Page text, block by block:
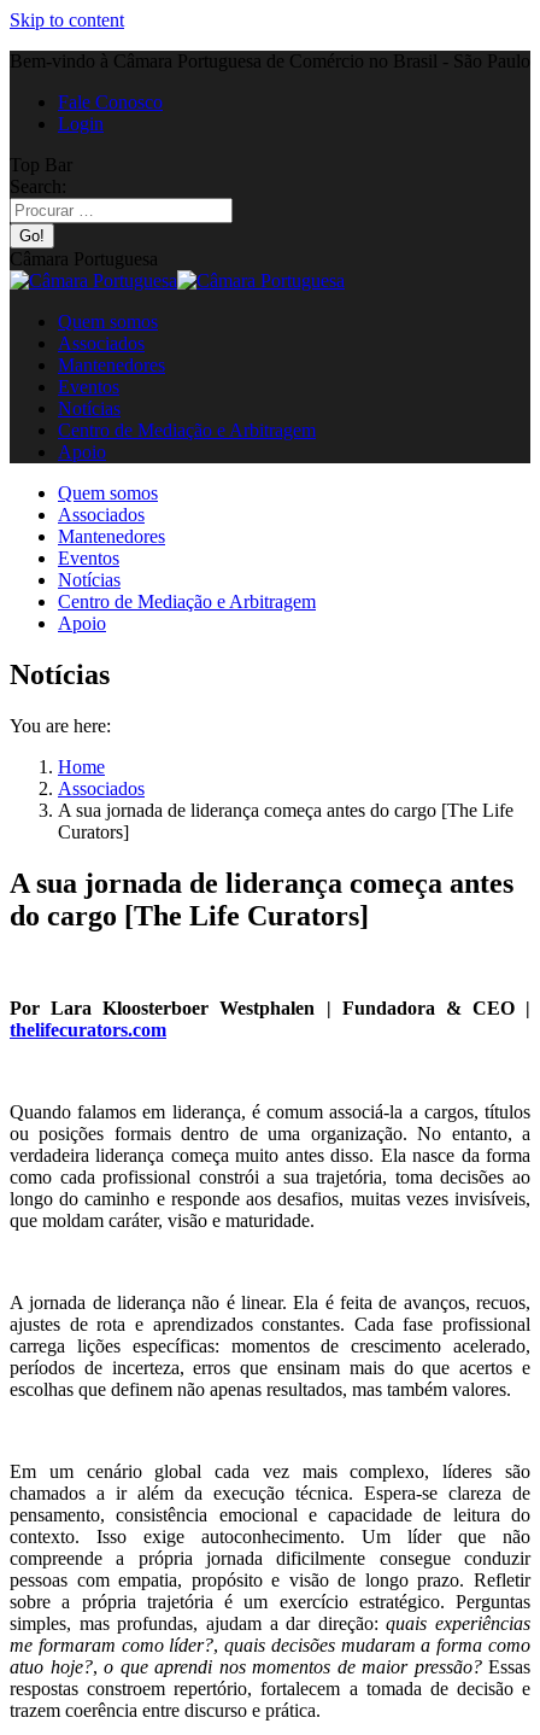
Skip to content
Bem-vindo à Câmara Portuguesa de Comércio no Brasil - São Paulo
Fale Conosco
Login
Top Bar
Search:
Câmara Portuguesa
Quem somos
Associados
Mantenedores
Eventos
Notícias
Centro de Mediação e Arbitragem
Apoio
Quem somos
Associados
Mantenedores
Eventos
Notícias
Centro de Mediação e Arbitragem
Apoio
Notícias
You are here:
Home
Associados
A sua jornada de liderança começa antes do cargo [The Life
Curators]
A sua jornada de liderança começa antes
do cargo [The Life Curators]
Por Lara Kloosterboer Westphalen | Fundadora & CEO |
thelifecurators.com
Quando falamos em liderança, é comum associá-la a cargos, títulos
ou posições formais dentro de uma organização. No entanto, a
verdadeira liderança começa muito antes disso. Ela nasce da forma
como cada profissional constrói a sua trajetória, toma decisões ao
longo do caminho e responde aos desafios, muitas vezes invisíveis,
que moldam caráter, visão e maturidade.
A jornada de liderança não é linear. Ela é feita de avanços, recuos,
ajustes de rota e aprendizados constantes. Cada fase profissional
carrega lições específicas: momentos de crescimento acelerado,
períodos de incerteza, erros que ensinam mais do que acertos e
escolhas que definem não apenas resultados, mas também valores.
Em um cenário global cada vez mais complexo, líderes são
chamados a ir além da execução técnica. Espera-se clareza de
pensamento, consistência emocional e capacidade de leitura do
contexto. Isso exige autoconhecimento. Um líder que não
compreende a própria jornada dificilmente consegue conduzir
pessoas com empatia, propósito e visão de longo prazo. Refletir
sobre a própria trajetória é um exercício estratégico. Perguntas
simples, mas profundas, ajudam a dar direção:quais experiências
me formaram como líder?,quais decisões mudaram a forma como
atuo hoje?, o que aprendi nos momentos de maior pressão?Essas
respostas constroem repertório, fortalecem a tomada de decisão e
trazem coerência entre discurso e prática.